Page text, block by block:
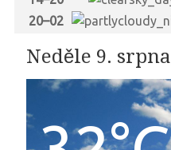
20–02
Neděle 9. srpna